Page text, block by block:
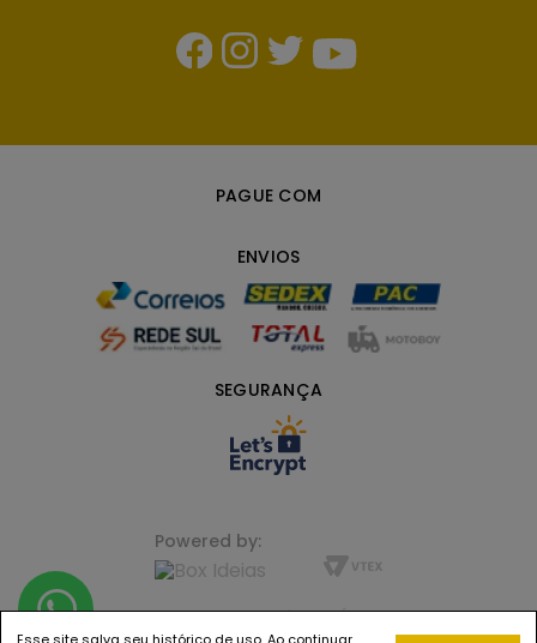
PAGUE COM
ENVIOS
SEGURANÇA
FLORENZA LIFE+ BEAUTY | JUNDIAÍ, SP CNPJ
23.721.872/0001-44 |
Powered by: